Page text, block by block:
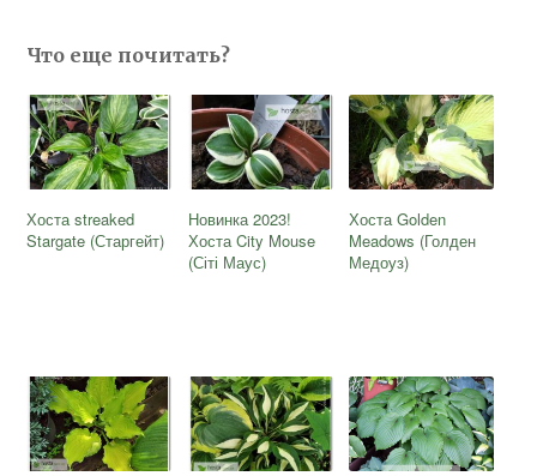
Что еще почитать?
Хоста streaked
Stargate (Старгейт)
Новинка 2023!
Хоста City Mouse
(Сіті Маус)
Хоста Golden
Meadows (Голден
Медоуз)